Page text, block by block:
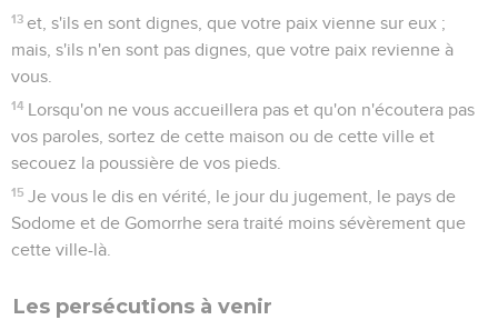
13 et, s'ils en sont dignes, que votre paix vienne sur eux ;
mais, s'ils n'en sont pas dignes, que votre paix revienne à
vous.
14 Lorsqu'on ne vous accueillera pas et qu'on n'écoutera pas
vos paroles, sortez de cette maison ou de cette ville et
secouez la poussière de vos pieds.
15 Je vous le dis en vérité, le jour du jugement, le pays de
Sodome et de Gomorrhe sera traité moins sévèrement que
cette ville-là.
Les persécutions à venir